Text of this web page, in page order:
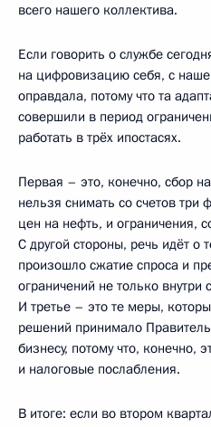
всего нашего коллектива.
Если говорить о службе
на цифровизацию себя, с
оправдала, потому что та
совершили в период
работать в трёх ипостасях.
Первая – это, конечно, сбор
нельзя снимать со счетов три
цен на нефть, и ограничения,
С другой стороны, речь идёт о
произошло сжатие спроса и
ограничений не только
И третье – это те меры,
решений принимало
бизнесу, потому что, конечно,
и налоговые послабления.
В итоге: если во втором